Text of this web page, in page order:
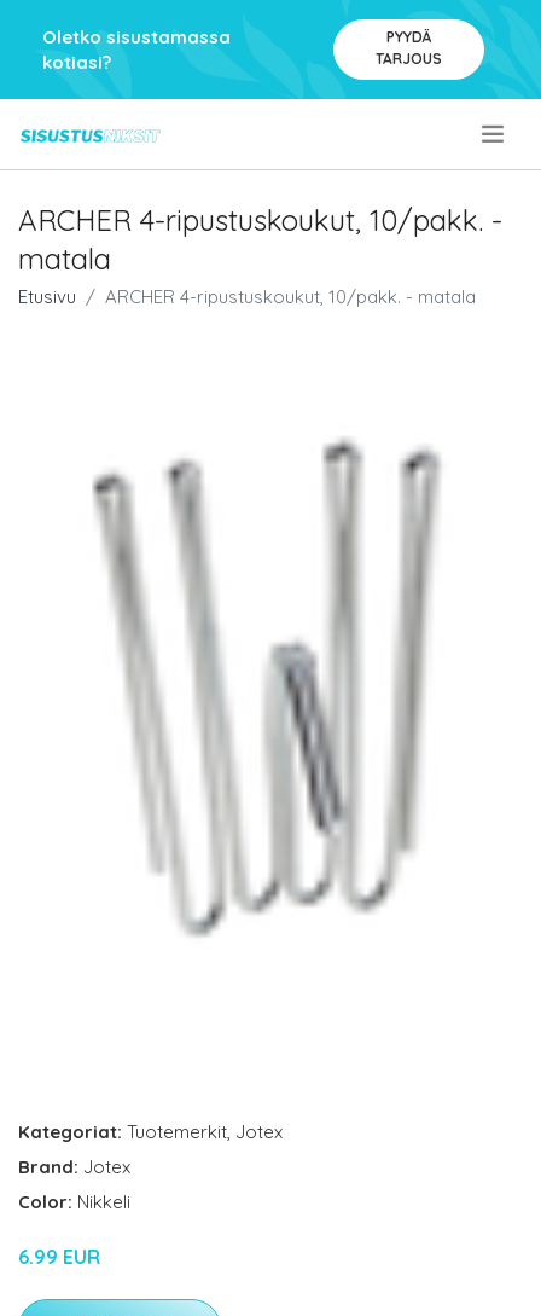
Oletko sisustamassa
kotiasi?
PYYDÄ
TARJOUS
ARCHER 4-ripustuskoukut, 10/pakk. -
matala
Etusivu ARCHER 4-ripustuskoukut, 10/pakk. - matala
Kategoriat: Tuotemerkit, Jotex
Brand: Jotex
Color: Nikkeli
6.99 EUR